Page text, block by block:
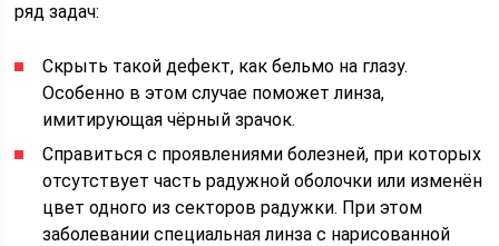
ряд задач:
Скрыть такой дефект, как бельмо на глазу.
Особенно в этом случае поможет линза,
имитирующая чёрный зрачок.
Справиться с проявлениями болезней, при которых
отсутствует часть радужной оболочки или изменён
цвет одного из секторов радужки. При этом
заболевании специальная линза с нарисованной